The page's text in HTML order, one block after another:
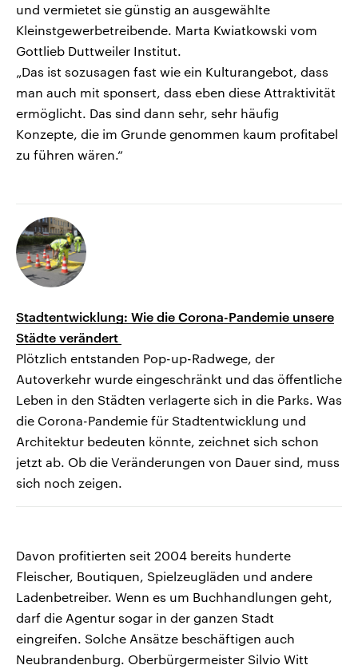
und vermietet sie günstig an ausgewählte
Kleinstgewerbetreibende. Marta Kwiatkowski vom
Gottlieb Duttweiler Institut.
„Das ist sozusagen fast wie ein Kulturangebot, dass
man auch mit sponsert, dass eben diese Attraktivität
ermöglicht. Das sind dann sehr, sehr häufig
Konzepte, die im Grunde genommen kaum profitabel
zu führen wären.“
Stadtentwicklung: Wie die Corona-Pandemie unsere
Städte verändert
Plötzlich entstanden Pop-up-Radwege, der
Autoverkehr wurde eingeschränkt und das öffentliche
Leben in den Städten verlagerte sich in die Parks. Was
die Corona-Pandemie für Stadtentwicklung und
Architektur bedeuten könnte, zeichnet sich schon
jetzt ab. Ob die Veränderungen von Dauer sind, muss
sich noch zeigen.
Davon profitierten seit 2004 bereits hunderte
Fleischer, Boutiquen, Spielzeugläden und andere
Ladenbetreiber. Wenn es um Buchhandlungen geht,
darf die Agentur sogar in der ganzen Stadt
eingreifen. Solche Ansätze beschäftigen auch
Neubrandenburg. Oberbürgermeister Silvio Witt